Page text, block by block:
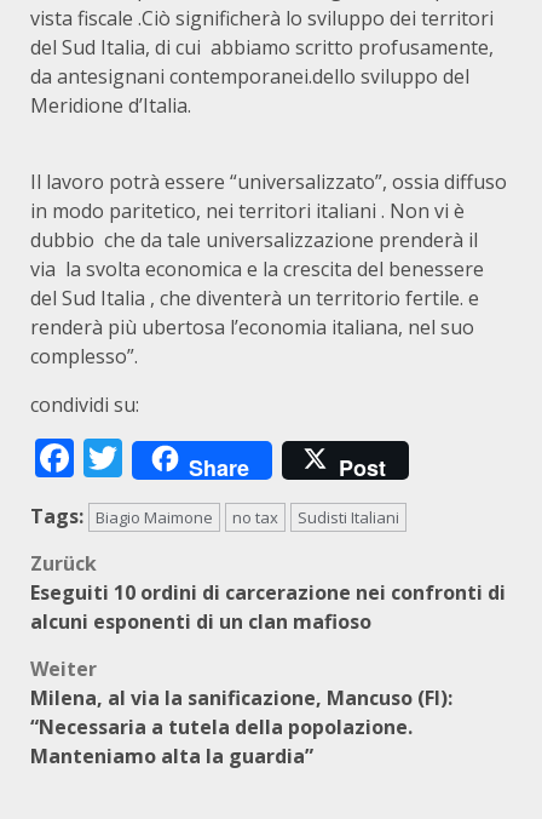
vista fiscale .Ciò significherà lo sviluppo dei territori
del Sud Italia, di cui abbiamo scritto profusamente,
da antesignani contemporanei.dello sviluppo del
Meridione d’Italia.
Il lavoro potrà essere “universalizzato”, ossia diffuso
in modo paritetico, nei territori italiani . Non vi è
dubbio che da tale universalizzazione prenderà il
via la svolta economica e la crescita del benessere
del Sud Italia , che diventerà un territorio fertile. e
renderà più ubertosa l’economia italiana, nel suo
complesso”.
condividi su:
Facebook
Twitter
Share Post
Tags: Biagio Maimone no tax Sudisti Italiani
Beitragsnavigation
Zurück
Eseguiti 10 ordini di carcerazione nei confronti di
alcuni esponenti di un clan mafioso
Weiter
Milena, al via la sanificazione, Mancuso (FI):
“Necessaria a tutela della popolazione.
Manteniamo alta la guardia”